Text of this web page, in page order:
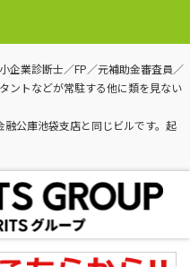
企業診断士／FP／元補助金審査員／
ントなどが常駐する他に類を見ない
公庫池袋支店と同じビルです。起